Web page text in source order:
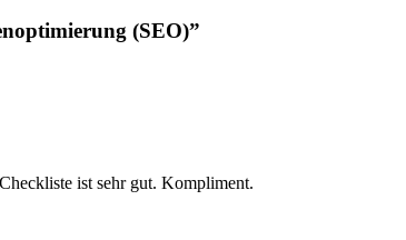
(SEO)”
ist sehr gut. Kompliment.